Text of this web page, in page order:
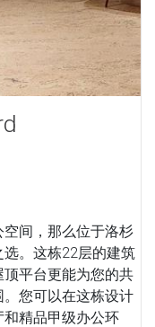
间，那么位于洛杉
。这栋22层的建筑
平台更能为您的共
您可以在这栋设计
精品甲级办公环